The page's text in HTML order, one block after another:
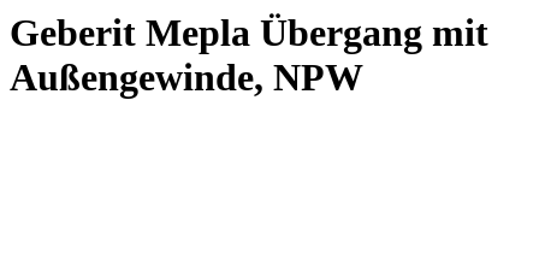
Geberit Mepla Übergang mit
Außengewinde, NPW